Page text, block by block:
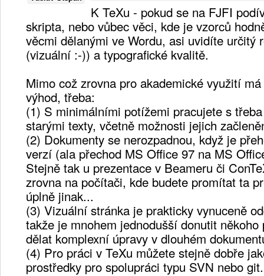
K TeXu - pokud se na FJFI
skripta, nebo vůbec věci, kde je vzorců
věcmi dělanými ve Wordu, asi uvidíte určitý
(vizuální :-)) a typografické kvalitě.
Mimo což zrovna pro akademické využití
výhod, třeba:
(1) S minimálními potížemi pracujete s
starými texty, včetně možnosti jejich
(2) Dokumenty se nerozpadnou, když je
verzí (ala přechod MS Office 97 na MS
Stejně tak u prezentace v Beameru či
zrovna na počítači, kde budete promítat ta
úplně jinak...
(3) Vizuální stránka je prakticky vynuceně
takže je mnohem jednodušší donutit
dělat komplexní úpravy v dlouhém
(4) Pro práci v TeXu můžete stejně dobře
prostředky pro spolupráci typu SVN nebo git.